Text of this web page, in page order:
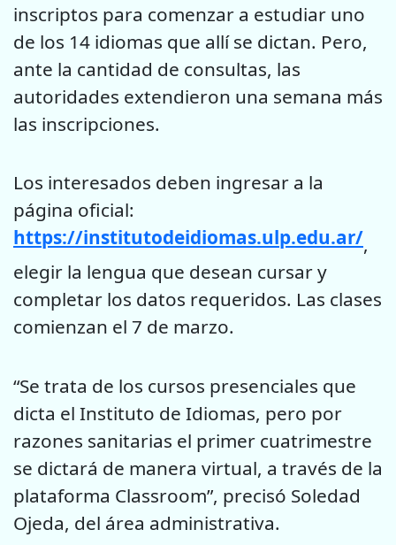
inscriptos para comenzar a estudiar uno
de los 14 idiomas que allí se dictan. Pero,
ante la cantidad de consultas, las
autoridades extendieron una semana más
las inscripciones.
Los interesados deben ingresar a la
página oficial:
https://institutodeidiomas.ulp.edu.ar/,
elegir la lengua que desean cursar y
completar los datos requeridos. Las clases
comienzan el 7 de marzo.
“Se trata de los cursos presenciales que
dicta el Instituto de Idiomas, pero por
razones sanitarias el primer cuatrimestre
se dictará de manera virtual, a través de la
plataforma Classroom”, precisó Soledad
Ojeda, del área administrativa.